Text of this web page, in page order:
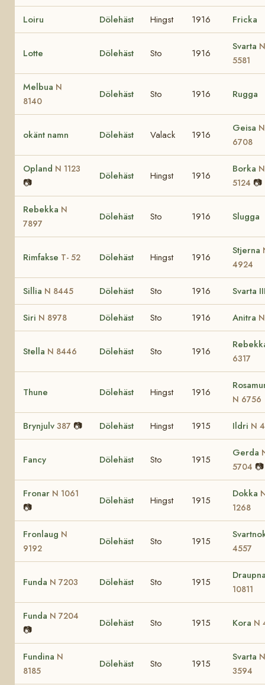
Loiru Dölehäst Hingst 1916 Fricka
Lotte Dölehäst Sto 1916
Svarta N
5581
Melbua N
8140
Dölehäst Sto 1916 Rugga
okänt namn Dölehäst Valack 1916
Geisa N
6708
Opland N 1123
📷
Dölehäst Hingst 1916
Borka N
5124 📷
Rebekka N
7897
Dölehäst Sto 1916 Slugga
Rimfakse T- 52 Dölehäst Hingst 1916
Stjerna
4924
Sillia N 8445 Dölehäst Sto 1916 Svarta
Siri N 8978 Dölehäst Sto 1916 Anitra
Stella N 8446 Dölehäst Sto 1916
6317
Thune Dölehäst Hingst 1916
N 6756
Brynjulv 387 📷 Dölehäst Hingst 1915 Ildri N
Fancy Dölehäst Sto 1915
Gerda
5704 📷
Fronar N 1061
📷
Dölehäst Hingst 1915
Dokka
1268
Fronlaug N
9192
Dölehäst Sto 1915
4557
Funda N 7203 Dölehäst Sto 1915
10811
Funda N 7204
📷
Dölehäst Sto 1915 Kora N
Fundina N
8185
Dölehäst Sto 1915
Svarta N
3594